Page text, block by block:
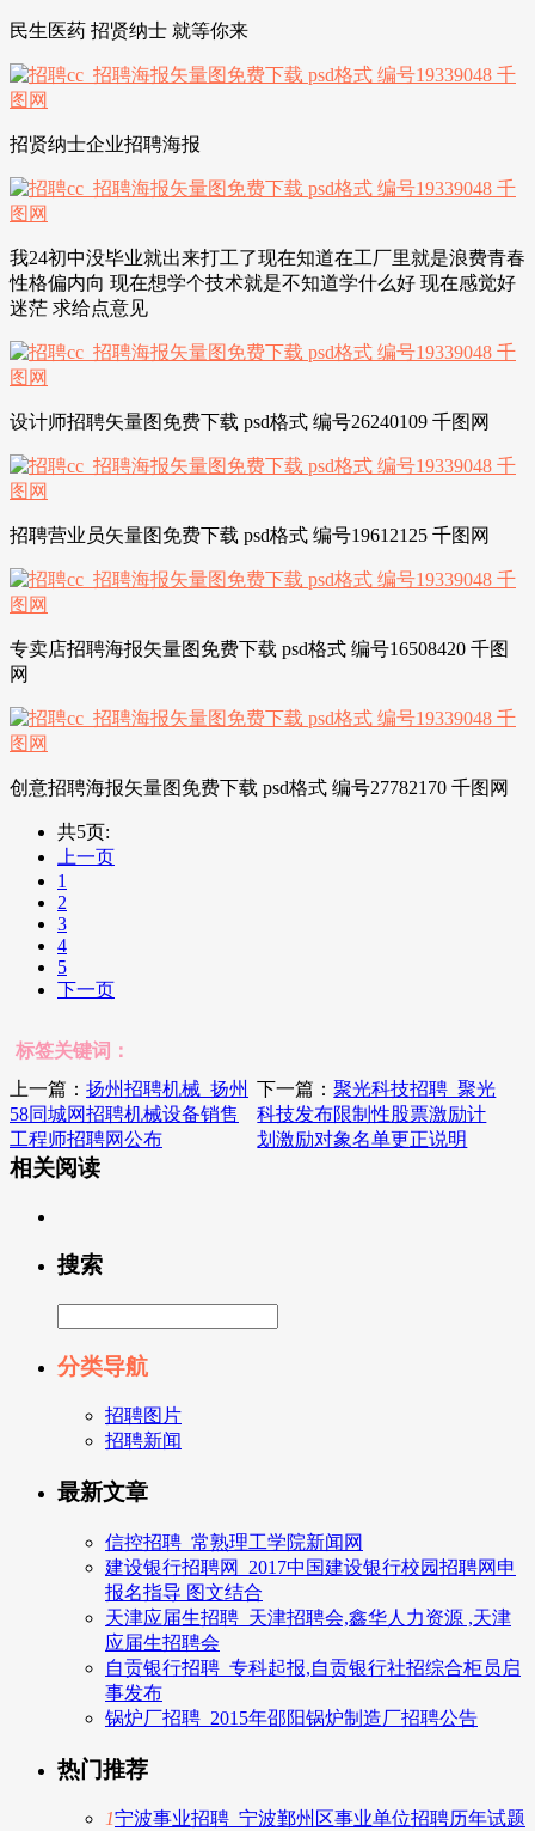
民生医药 招贤纳士 就等你来
招贤纳士企业招聘海报
我24初中没毕业就出来打工了现在知道在工厂里就是浪费青春
性格偏内向 现在想学个技术就是不知道学什么好 现在感觉好
迷茫 求给点意见
设计师招聘矢量图免费下载 psd格式 编号26240109 千图网
招聘营业员矢量图免费下载 psd格式 编号19612125 千图网
专卖店招聘海报矢量图免费下载 psd格式 编号16508420 千图
网
创意招聘海报矢量图免费下载 psd格式 编号27782170 千图网
共5页:
上一页
1
2
3
4
5
下一页
标签关键词：
上一篇： 扬州招聘机械_扬州
58同城网招聘机械设备销售
工程师招聘网公布
下一篇：聚光科技招聘_聚光
科技发布限制性股票激励计
划激励对象名单更正说明
相关阅读
搜索
分类导航
招聘图片
招聘新闻
最新文章
信控招聘_常熟理工学院新闻网
建设银行招聘网_2017中国建设银行校园招聘网申
报名指导 图文结合
天津应届生招聘_天津招聘会,鑫华人力资源 ,天津
应届生招聘会
自贡银行招聘_专科起报,自贡银行社招综合柜员启
事发布
锅炉厂招聘_2015年邵阳锅炉制造厂招聘公告
热门推荐
1宁波事业招聘_宁波鄞州区事业单位招聘历年试题